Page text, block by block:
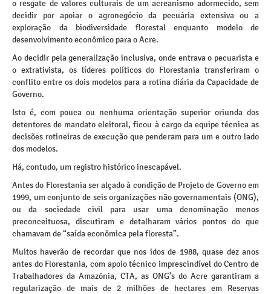
o resgate de valores culturais de um acreanismo adormecido, sem
decidir por apoiar o agronegócio da pecuária extensiva ou a
exploração da biodiversidade florestal enquanto modelo de
desenvolvimento econômico para o Acre.
Ao decidir pela generalização inclusiva, onde entrava o pecuarista e
o extrativista, os líderes políticos do Florestania transferiram o
conflito entre os dois modelos para a rotina diária da Capacidade de
Governo.
Isto é, com pouca ou nenhuma orientação superior oriunda dos
detentores de mandato eleitoral, ficou à cargo da equipe técnica as
decisões rotineiras de execução que penderam para um e outro lado
dos modelos.
Há, contudo, um registro histórico inescapável.
Antes do Florestania ser alçado à condição de Projeto de Governo em
1999, um conjunto de seis organizações não governamentais (ONG),
ou da sociedade civil para usar uma denominação menos
preconceituosa, discutiram e detalharam vários pontos do que
chamavam de “saída econômica pela floresta”.
Muitos haverão de recordar que nos idos de 1988, quase dez anos
antes do Florestania, com apoio técnico imprescindível do Centro de
Trabalhadores da Amazônia, CTA, as ONG’s do Acre garantiram a
regularização de mais de 2 milhões de hectares em Reservas